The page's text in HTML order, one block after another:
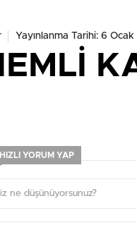
Yayınlanma Tarihi: 6
HIZLI YORUM YAP